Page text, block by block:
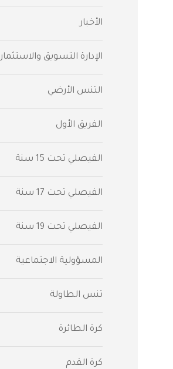
الأخبار
الإدارة التسويق والاستثمار
التنس الأرضي
الفريق الأول
الفيصلي‬⁩ تحت 15 سنة
‫الفيصلي‬⁩ تحت 17 سنة
الفيصلي‬⁩ تحت 19 سنة
المسؤولية الاجتماعية
تنس الطاولة
كرة الطائرة
كرة القدم